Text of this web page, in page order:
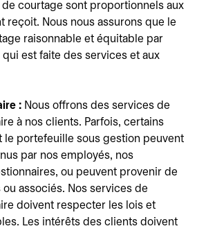
courtage sont proportionnels aux
reçoit. Nous nous assurons que le
raisonnable et équitable par
est faite des services et aux
: Nous offrons des services de
à nos clients. Parfois, certains
le portefeuille sous gestion peuvent
par nos employés, nos
ou peuvent provenir de
associés. Nos services de
doivent respecter les lois et
Les intérêts des clients doivent